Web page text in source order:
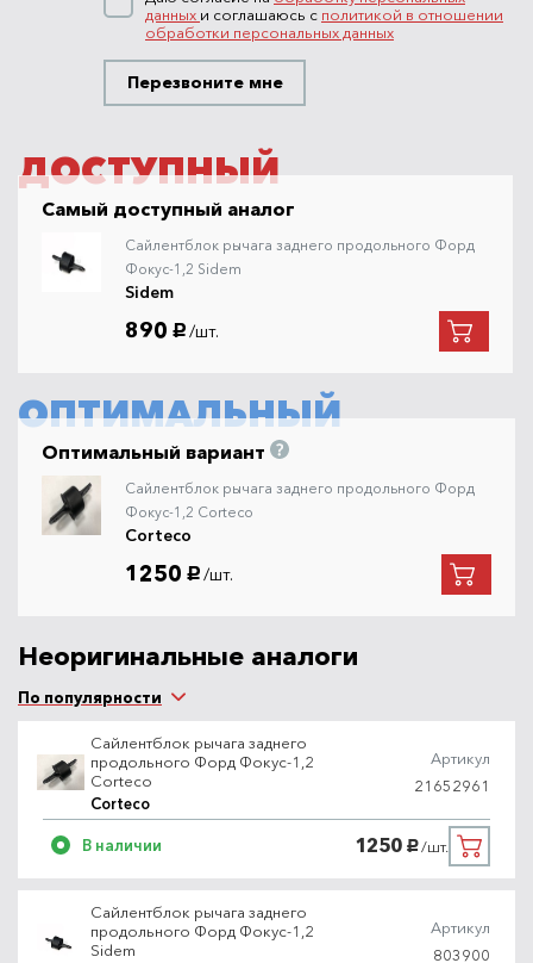
данных и соглашаюсь с политикой в отношении
обработки персональных данных
Перезвоните мне
ДОСТУПНЫЙ
Самый доступный аналог
Сайлентблок рычага заднего продольного Форд
Фокус-1,2 Sidem
Sidem
890 руб. /шт.
ОПТИМАЛЬНЫЙ
Оптимальный вариант
Сайлентблок рычага заднего продольного Форд
Фокус-1,2 Corteco
Corteco
1250 руб. /шт.
Неоригинальные аналоги
По популярности
Сайлентблок рычага заднего
продольного Форд Фокус-1,2
Corteco
Corteco
Артикул
21652961
В наличии 1250 руб./шт.
Сайлентблок рычага заднего
продольного Форд Фокус-1,2
Sidem
Артикул
803900